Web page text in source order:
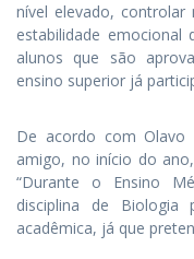
nível elevado,
estabilidade emocional
alunos que são
ensino superior já
De acordo com Olavo
amigo, no início do
“Durante o Ensino
disciplina de
acadêmica, já que